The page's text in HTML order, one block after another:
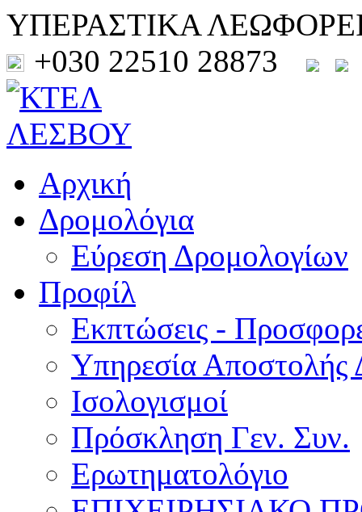
ΥΠΕΡΑΣΤΙΚΑ
+030 22510 28873
Αρχική
Δρομολόγια
Εύρεση Δρομολογίων
Προφίλ
Εκπτώσεις -
Υπηρεσία Αποστολής
Ισολογισμοί
Πρόσκληση Γεν. Συν.
Ερωτηματολόγιο